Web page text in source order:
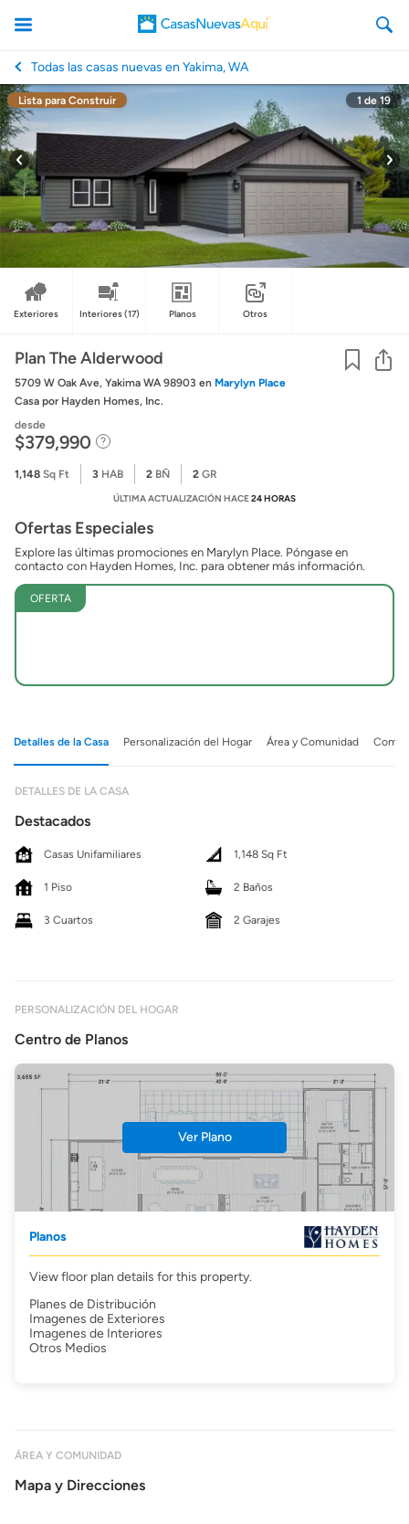
CasasNuevasAqui
Todas las casas nuevas en Yakima, WA
Lista para Construir 1 de19
Exteriores Interiores(17) Planos Otros
Plan The Alderwood
5709 W Oak Ave, Yakima WA 98903 en Marylyn Place
Casa por Hayden Homes, Inc.
desde
$379,990
1,148 Sq Ft 3 HAB 2 BÑ 2 GR
ÚLTIMA ACTUALIZACIÓN HACE24 HORAS
Ofertas Especiales
Explore las últimas promociones en Marylyn Place. Póngase en
contacto con Hayden Homes, Inc. para obtener más información.
OFERTA
Detalles de la Casa Personalización del Hogar Área y Comunidad
DETALLES DE LA CASA
Destacados
Casas Unifamiliares 1,148 Sq Ft
1 Piso 2 Baños
3 Cuartos 2 Garajes
PERSONALIZACIÓN DEL HOGAR
Centro de Planos
Ver Plano
Planos
View floor plan details for this property.
Planes de Distribución
Imagenes de Exteriores
Imagenes de Interiores
Otros Medios
ÁREA Y COMUNIDAD
Mapa y Direcciones